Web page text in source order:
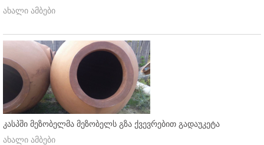
ახალი ამბები
კასპში მეზობელმა მეზობელს გზა ქვევრებით გადაუკეტა
ახალი ამბები